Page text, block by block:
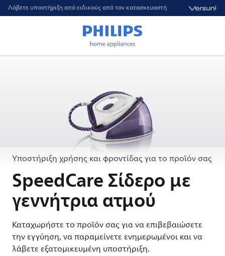
Λάβετε υποστήριξη από ειδικούς από τον κατασκευαστή
Υποστήριξη χρήσης και φροντίδας για το προϊόν σας
SpeedCare Σίδερο με
γεννήτρια ατμού
Καταχωρήστε το προϊόν σας για να επιβεβαιώσετε
την εγγύηση, να παραμείνετε ενημερωμένοι και να
λάβετε εξατομικευμένη υποστήριξη.